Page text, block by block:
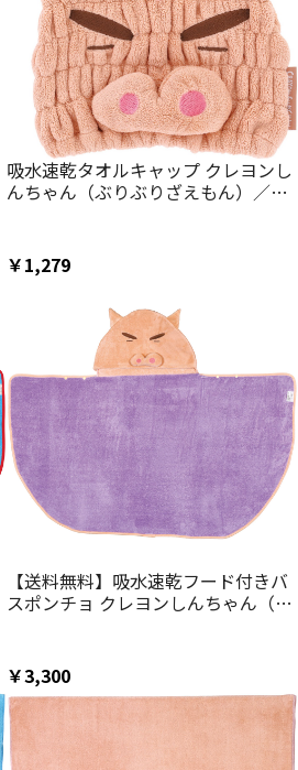
吸水速乾タオルキャップ クレヨンし
んちゃん（ぶりぶりざえもん）／
￥1,279
【送料無料】吸水速乾フード付きバ
スポンチョ クレヨンしんちゃん（ぶ
￥3,300